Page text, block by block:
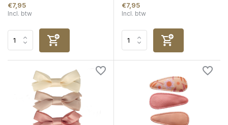
€7,95
Incl. btw
€7,95
Incl. btw